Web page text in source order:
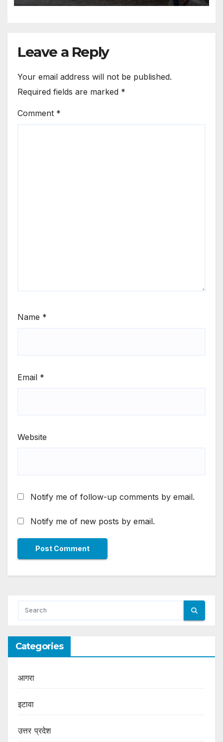
Heavy Rain, With A Heavy
Leave a Reply
Your email address will not be published.
Required fields are marked *
Comment *
Name *
Email *
Website
Notify me of follow-up comments by email.
Notify me of new posts by email.
Categories
आगरा
इटावा
उत्तर प्रदेश